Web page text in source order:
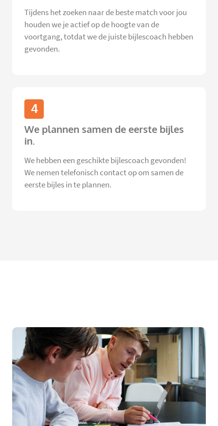
Tijdens het zoeken naar de beste match voor jou
houden we je actief op de hoogte van de
voortgang, totdat we de juiste bijlescoach hebben
gevonden.
4
We plannen samen de eerste bijles
in.
We hebben een geschikte bijlescoach gevonden!
We nemen telefonisch contact op om samen de
eerste bijles in te plannen.